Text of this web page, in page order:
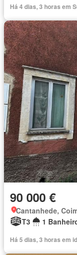
Há 4 dias, 3 horas em
90 000 €
Cantanhede,
T3
1
Há 5 dias, 3 horas em